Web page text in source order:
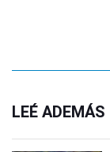
LEÉ ADEMÁS